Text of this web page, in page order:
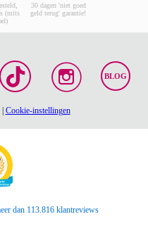
(mits
30 dagen 'niet goed
geld terug' garantie!
BLOG
| Cookie-instellingen
dan 113.816 klantreviews